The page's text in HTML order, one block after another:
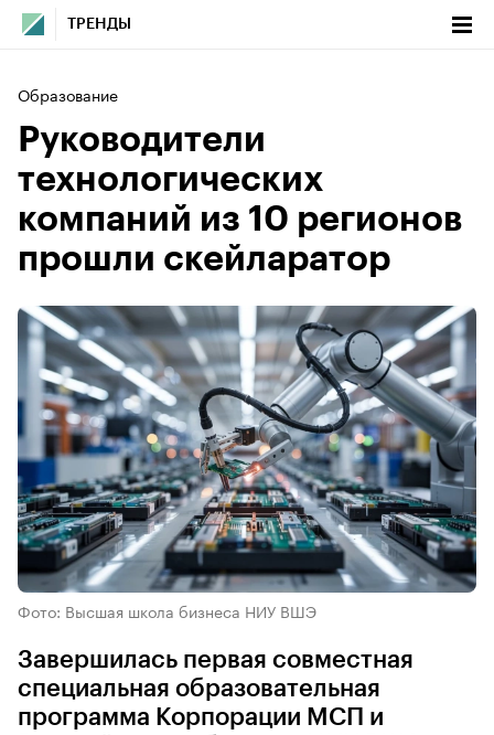
ТРЕНДЫ
Образование
Руководители
технологических
компаний из 10 регионов
прошли скейларатор
Фото: Высшая школа бизнеса НИУ ВШЭ
Завершилась первая совместная
специальная образовательная
программа Корпорации МСП и